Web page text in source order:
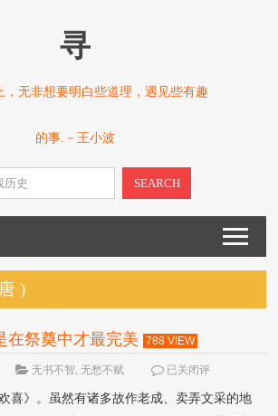
寻
，无非想要明白些道理，遇见些有趣
的事.－王小波
SEARCH
)
在祭奠中才最完美 788 VIEW
无书不智,无愁不赋
已关闭评
喜》。虽然有诸多故作老成、卖弄文采的地